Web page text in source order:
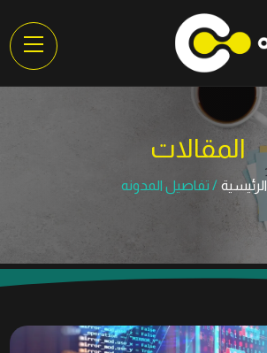
المقالات
الرئيسية تفاصيل المدونه